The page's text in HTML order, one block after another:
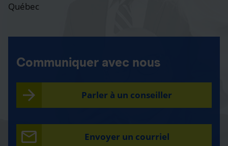
Québec
Communiquer avec nous
Parler à un conseiller
Envoyer un courriel